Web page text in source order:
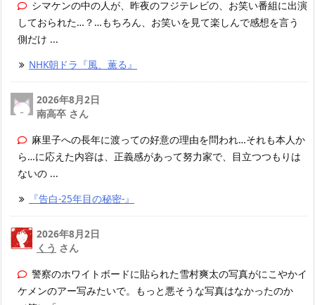
シマケンの中の人が、昨夜のフジテレビの、お笑い番組に出演
しておられた…？…もちろん、お笑いを見て楽しんで感想を言う
側だけ ...
NHK朝ドラ『風、薫る』
2026年8月2日
南高卒 さん
麻里子への長年に渡っての好意の理由を問われ…それも本人か
ら…に応えた内容は、正義感があって努力家で、目立つつもりは
ないの ...
『告白-25年目の秘密-』
2026年8月2日
くう さん
警察のホワイトボードに貼られた雪村爽太の写真がにこやかイ
ケメンのアー写みたいで。もっと悪そうな写真はなかったのか